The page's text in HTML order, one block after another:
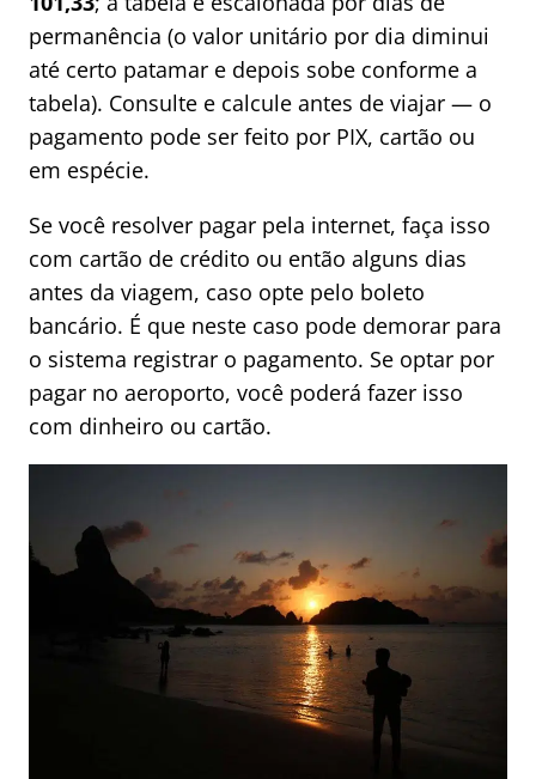
permanência (o valor unitário por dia diminui
até certo patamar e depois sobe conforme a
tabela). Consulte e calcule antes de viajar — o
pagamento pode ser feito por PIX, cartão ou
em espécie.
Se você resolver pagar pela internet, faça isso
com cartão de crédito ou então alguns dias
antes da viagem, caso opte pelo boleto
bancário. É que neste caso pode demorar para
o sistema registrar o pagamento. Se optar por
pagar no aeroporto, você poderá fazer isso
com dinheiro ou cartão.